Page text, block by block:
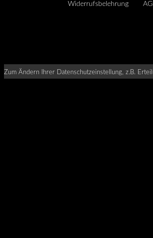
Widerrufsbelehrung
Zum Ändern Ihrer Datenschutzeinstellung, z.B.